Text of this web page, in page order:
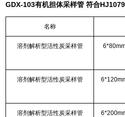
GDX-103有机担体采样管 符合
名称
溶剂解析型活性炭采样管
溶剂解析型活性炭采样管
溶剂解析型活性炭采样管